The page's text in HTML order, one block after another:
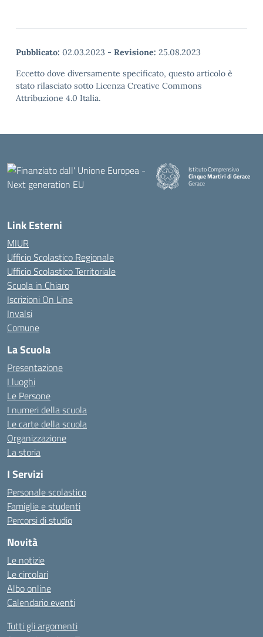
Pubblicato: 02.03.2023 - Revisione: 25.08.2023
Eccetto dove diversamente specificato, questo articolo è
stato rilasciato sotto Licenza Creative Commons
Attribuzione 4.0 Italia.
Istituto Comprensivo
Cinque Martiri di Gerace
Gerace
Link Esterni
MIUR
Ufficio Scolastico Regionale
Ufficio Scolastico Territoriale
Scuola in Chiaro
Iscrizioni On Line
Invalsi
Comune
La Scuola
Presentazione
I luoghi
Le Persone
I numeri della scuola
Le carte della scuola
Organizzazione
La storia
I Servizi
Personale scolastico
Famiglie e studenti
Percorsi di studio
Novità
Le notizie
Le circolari
Albo online
Calendario eventi
Tutti gli argomenti